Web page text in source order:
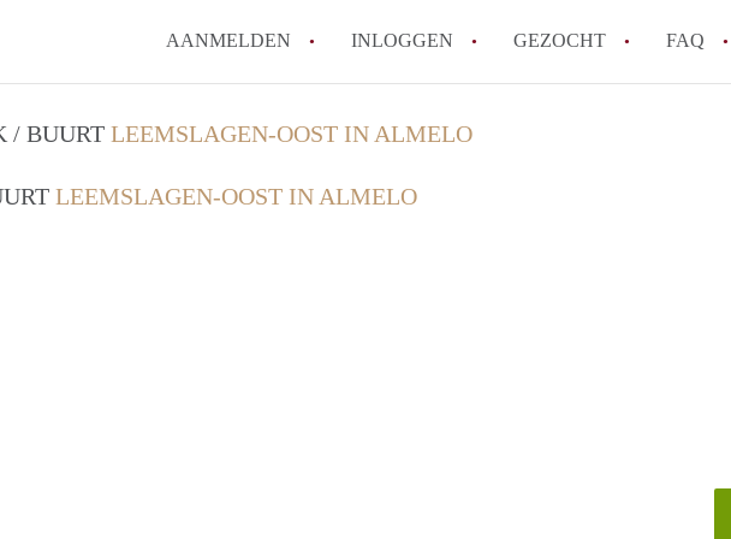
AANMELDEN INLOGGEN GEZOCHT FAQ
/ BUURT LEEMSLAGEN-OOST IN ALMELO
LEEMSLAGEN-OOST IN ALMELO